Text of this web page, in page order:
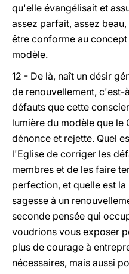
qu'elle évangélisait et
assez parfait, assez
être conforme au
modèle.
12 - De là, naît un désir
de renouvellement,
défauts que cette
lumière du modèle que le
dénonce et rejette. Quel
l'Eglise de corriger les
membres et de les faire
perfection, et quelle est
sagesse à un
seconde pensée qui
voudrions vous exposer
plus de courage à
nécessaires, mais aussi